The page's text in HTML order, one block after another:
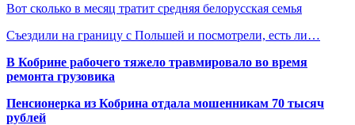
Вот сколько в месяц тратит средняя белорусская семья
Съездили на границу с Польшей и посмотрели, есть ли…
В Кобрине рабочего тяжело травмировало во время
ремонта грузовика
Пенсионерка из Кобрина отдала мошенникам 70 тысяч
рублей